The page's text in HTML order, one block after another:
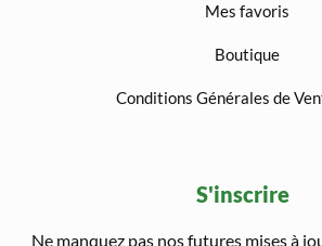
Mes favoris
Boutique
Conditions Générales de
S'inscrire
Ne manquez pas nos futures mises à